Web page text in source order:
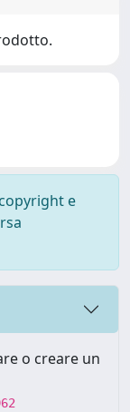
e
o creare un